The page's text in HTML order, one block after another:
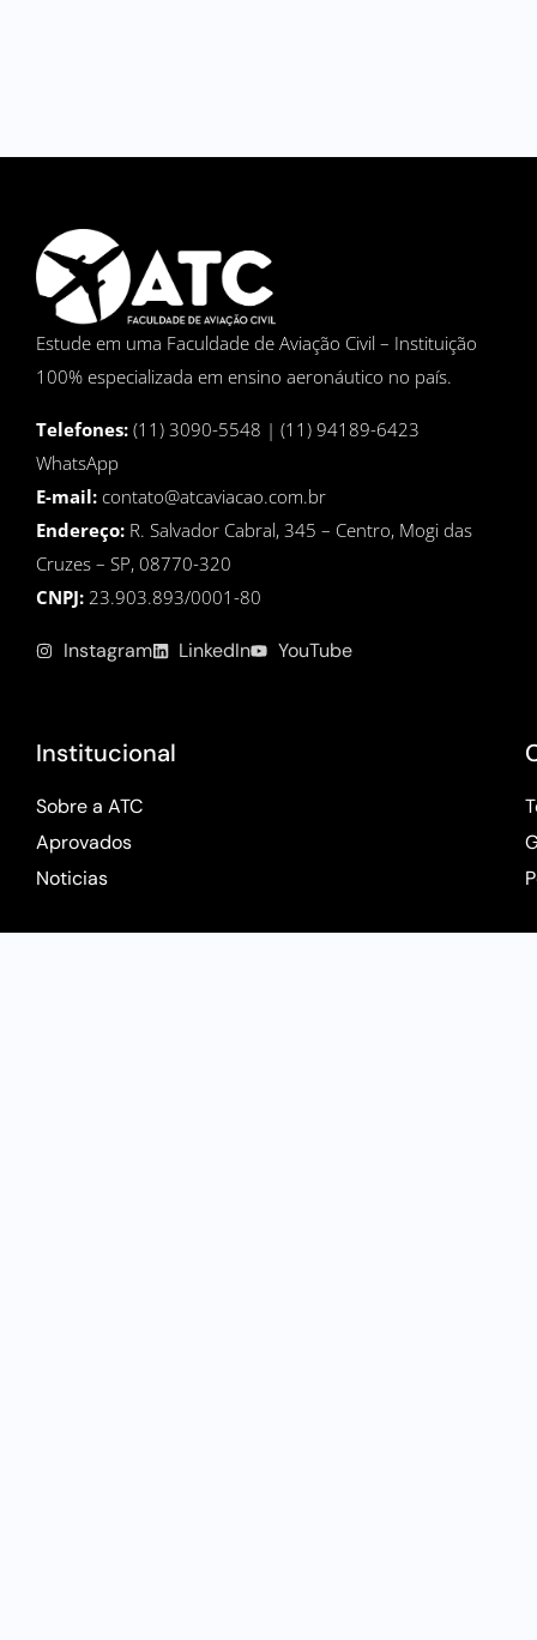
Estude em uma Faculdade de Aviação Civil – Instituição
100% especializada em ensino aeronáutico no país.
Telefones: (11) 3090-5548 | (11) 94189-6423
WhatsApp
E-mail: contato@atcaviacao.com.br
Endereço: R. Salvador Cabral, 345 – Centro, Mogi das
Cruzes – SP, 08770-320
CNPJ: 23.903.893/0001-80
Instagram LinkedIn YouTube
Institucional
Sobre a ATC
Aprovados
Noticias